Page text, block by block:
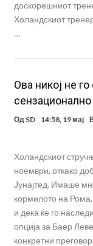
доскорешниот
Холандскиот
…
Oва никој не
Од SD 14:58, 19 мај
Холандскиот
ноември, откако
Јунајтед. Имаше
кормилото на
и дека ќе го
опција за Баер
конкретни